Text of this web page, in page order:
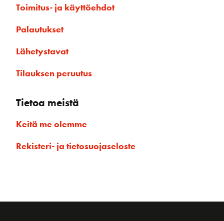
Toimitus- ja käyttöehdot
Palautukset
Lähetystavat
Tilauksen peruutus
Tietoa meistä
Keitä me olemme
Rekisteri- ja tietosuojaseloste